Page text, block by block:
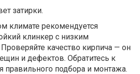
затирки.
климате рекомендуется
клинкер с низким
качество кирпича — он
и дефектов. Обратитесь к
правильного подбора и монтажа.